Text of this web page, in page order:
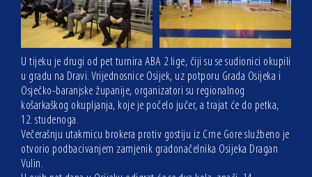
U tijeku je drugi od pet turnira ABA 2 lige, čiji su se sudionici okupili
u gradu na Dravi. Vrijednosnice Osijek, uz potporu Grada Osijeka i
Osječko-baranjske županije, organizatori su regionalnog
košarkaškog okupljanja, koje je počelo jučer, a trajat će do petka,
12. studenoga.
Večerašnju utakmicu brokera protiv gostiju iz Crne Gore službeno je
otvorio podbacivanjem zamjenik gradonačelnika Osijeka Dragan
Vulin.